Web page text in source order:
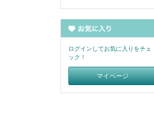
ログインしてお気に入りをチェ
ック！
マイページ